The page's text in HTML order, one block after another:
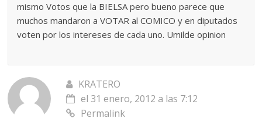
mismo Votos que la BIELSA pero bueno parece que
muchos mandaron a VOTAR al COMICO y en diputados
voten por los intereses de cada uno. Umilde opinion
KRATERO
el 31 enero, 2012 a las 7:12
Permalink